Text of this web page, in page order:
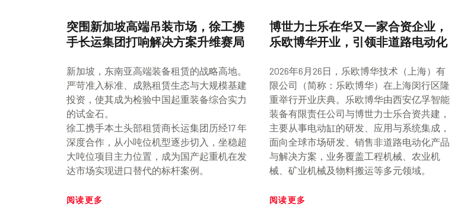
突围新加坡高端吊装市场，徐工携
手长运集团打响解决方案升维赛局
新加坡，东南亚高端装备租赁的战略高地。
严苛准入标准、成熟租赁生态与大规模基建
投资，使其成为检验中国起重装备综合实力
的试金石。
徐工携手本土头部租赁商长运集团历经17 年
深度合作，从小吨位机型逐步切入，坐稳超
大吨位项目主力位置，成为国产起重机在发
达市场实现进口替代的标杆案例。
阅读更多
博世力士乐在华又一家合资企业，
乐欧博华开业，引领非道路电动化
2026年6月26日，乐欧博华技术（上海）有
限公司（简称：乐欧博华）在上海闵行区隆
重举行开业庆典。乐欧博华由西安亿孚智能
装备有限责任公司与博世力士乐合资共建，
主要从事电动缸的研发、应用与系统集成，
面向全球市场研发、销售非道路电动化产品
与解决方案，业务覆盖工程机械、农业机
械、矿业机械及物料搬运等多元领域。
阅读更多